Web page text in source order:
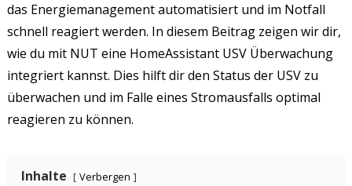
das Energiemanagement automatisiert und im Notfall
schnell reagiert werden. In diesem Beitrag zeigen wir dir,
wie du mit NUT eine HomeAssistant USV Überwachung
integriert kannst. Dies hilft dir den Status der USV zu
überwachen und im Falle eines Stromausfalls optimal
reagieren zu können.
Inhalte Verbergen